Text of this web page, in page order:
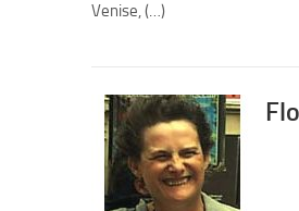
Venise, (…)